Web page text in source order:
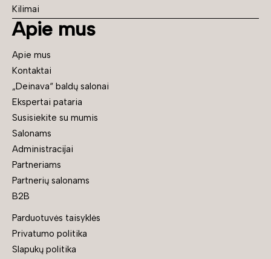
Kilimai
Apie mus
Apie mus
Kontaktai
„Deinava“ baldų salonai
Ekspertai pataria
Susisiekite su mumis
Salonams
Administracijai
Partneriams
Partnerių salonams
B2B
Parduotuvės taisyklės
Privatumo politika
Slapukų politika